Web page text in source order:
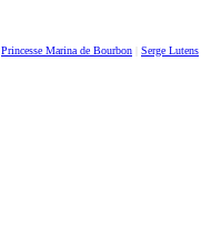
Princesse Marina de Bourbon Serge Lutens